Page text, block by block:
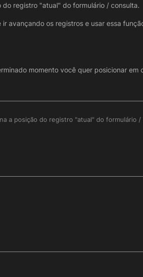
registro "atual" do formulário / consulta.
avançando os registros e usar essa
momento você quer posicionar em
a posição do registro "atual" do formulário /
e usar essa função ela vai te
e em determinado momento você quer